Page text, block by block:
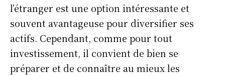
l’étranger est une option intéressante et
souvent avantageuse pour diversifier ses
actifs. Cependant, comme pour tout
investissement, il convient de bien se
préparer et de connaître au mieux les